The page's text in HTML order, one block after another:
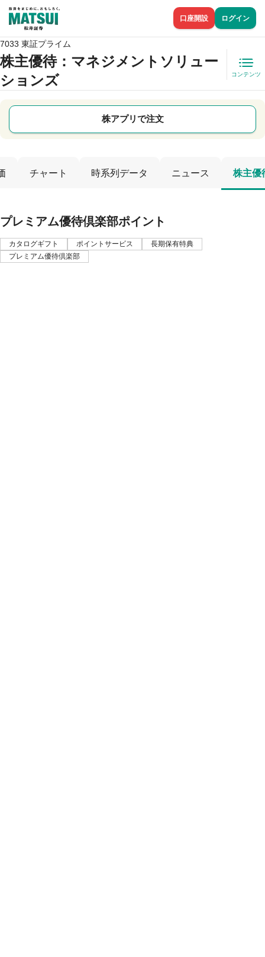
口座開設 ログイン
7033 東証プライム
株主優待：マネジメントソリュー
ションズ
コンテンツ
株アプリで注文
チャート 時系列データ ニュース 株主優
プレミアム優待倶楽部ポイント
カタログギフト ポイントサービス
長期保有特典
プレミアム優待倶楽部